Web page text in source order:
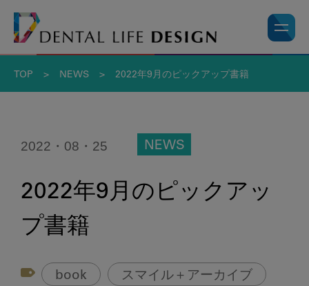
TOP > NEWS > 2022年9月のピックアップ書籍
2022・08・25 NEWS
2022年9月のピックアッ
プ書籍
book スマイル＋アーカイブ